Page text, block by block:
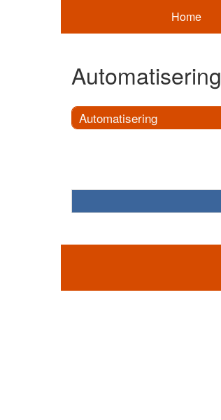
Home
Automatisering
Automatisering